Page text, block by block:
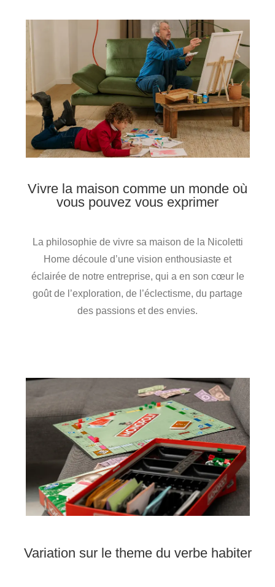
Vivre la maison comme un monde où
vous pouvez vous exprimer
La philosophie de vivre sa maison de la Nicoletti
Home découle d’une vision enthousiaste et
éclairée de notre entreprise, qui a en son cœur le
goût de l’exploration, de l’éclectisme, du partage
des passions et des envies.
Variation sur le theme du verbe habiter